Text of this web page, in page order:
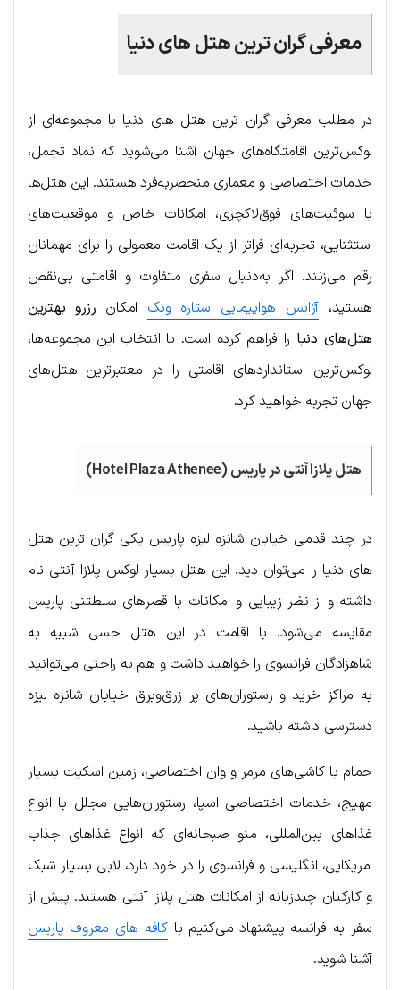
معرفی گران‌ ترین هتل‌ های دنیا
در مطلب معرفی گران‌ ترین هتل‌ های دنیا با مجموعه‌ای از
لوکس‌ترین اقامتگاه‌های جهان آشنا می‌شوید که نماد تجمل،
خدمات اختصاصی و معماری منحصربه‌فرد هستند. این هتل‌ها
با سوئیت‌های فوق‌لاکچری، امکانات خاص و موقعیت‌های
استثنایی، تجربه‌ای فراتر از یک اقامت معمولی را برای مهمانان
رقم می‌زنند. اگر به‌دنبال سفری متفاوت و اقامتی بی‌نقص
هستید، آژانس هواپیمایی ستاره ونک امکان رزرو بهترین
هتل‌های دنیا را فراهم کرده است. با انتخاب این مجموعه‌ها،
لوکس‌ترین استانداردهای اقامتی را در معتبرترین هتل‌های
جهان تجربه خواهید کرد.
هتل پلازا آنتی در پاریس (Hotel Plaza Athenee)
در چند قدمی خیابان شانزه لیزه پاریس یکی گران ترین هتل‌
های دنیا را می‌توان دید. این هتل بسیار لوکس پلازا آنتی نام
داشته و از نظر زیبایی و امکانات با قصرهای سلطتنی پاریس
مقایسه می‌شود. با اقامت در این هتل حسی شبیه به
شاهزادگان فرانسوی را خواهید داشت و هم به راحتی می‌توانید
به مراکز خرید و رستوران‌های پر زرق‌وبرق خیابان شانزه لیزه
دسترسی داشته باشید.
حمام با کاشی‌های مرمر و وان اختصاصی، زمین اسکیت بسیار
مهیج، خدمات اختصاصی اسپا، رستوران‌هایی مجلل با انواع
غذاهای بین‌المللی، منو صبحانه‌ای که انواع غذاهای جذاب
امریکایی، انگلیسی و فرانسوی را در خود دارد، لابی بسیار شبک
و کارکنان چندزبانه از امکانات هتل پلازا آنتی هستند. پیش از
سفر به فرانسه پیشنهاد می‌کنیم باکافه های معروف پاریس
آشنا شوید.